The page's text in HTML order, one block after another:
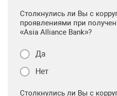
Столкнулись ли Вы с
проявлениями при
«Asia Alliance Bank»?
Да
Нет
Столкнулись ли Вы с